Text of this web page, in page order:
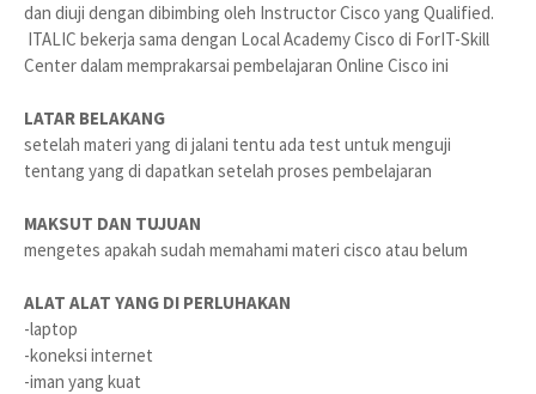
dan diuji dengan dibimbing oleh Instructor Cisco yang Qualified.
ITALIC bekerja sama dengan Local Academy Cisco di ForIT-Skill
Center dalam memprakarsai pembelajaran Online Cisco ini
LATAR BELAKANG
setelah materi yang di jalani tentu ada test untuk menguji
tentang yang di dapatkan setelah proses pembelajaran
MAKSUT DAN TUJUAN
mengetes apakah sudah memahami materi cisco atau belum
ALAT ALAT YANG DI PERLUHAKAN
-laptop
-koneksi internet
-iman yang kuat